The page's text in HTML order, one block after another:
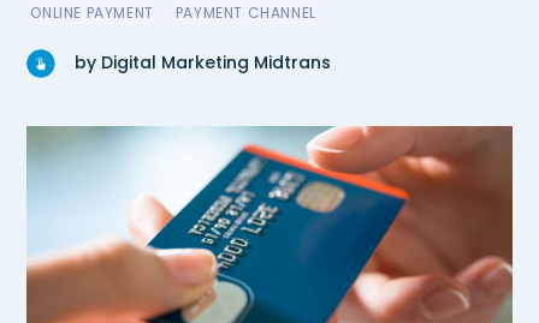
ONLINE PAYMENT PAYMENT CHANNEL
by Digital Marketing Midtrans